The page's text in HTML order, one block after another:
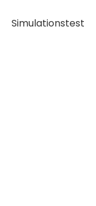
Simulationstest